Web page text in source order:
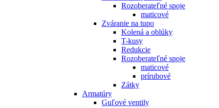
Rozoberateľné spoje
maticové
Zváranie na tupo
Kolená a oblúky
T-kusy
Redukcie
Rozoberateľné spoje
maticové
prírubové
Zátky
Armatúry
Guľové ventily